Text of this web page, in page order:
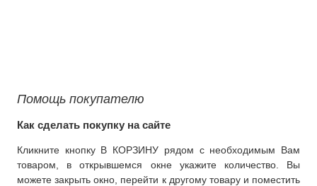
Помощь покупателю
Как сделать покупку на сайте
Кликните кнопку В КОРЗИНУ рядом с необходимым Вам
товаром, в открывшемся окне укажите количество. Вы
можете закрыть окно, перейти к другому товару и поместить